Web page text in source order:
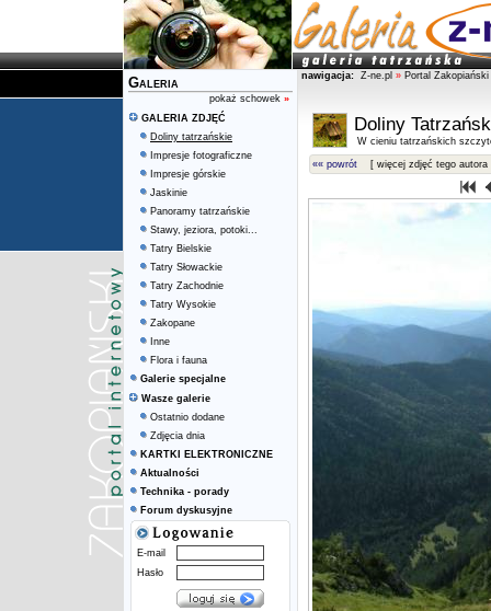
Galeria
pokaż schowek »
GALERIA ZDJĘĆ
Doliny tatrzańskie
Impresje fotograficzne
Impresje górskie
Jaskinie
Panoramy tatrzańskie
Stawy, jeziora, potoki...
Tatry Bielskie
Tatry Słowackie
Tatry Zachodnie
Tatry Wysokie
Zakopane
Inne
Flora i fauna
Galerie specjalne
Wasze galerie
Ostatnio dodane
Zdjęcia dnia
KARTKI ELEKTRONICZNE
Aktualności
Technika - porady
Forum dyskusyjne
E-mail
Hasło
nawigacja: Z-ne.pl » Portal Zakopiański
Doliny
W cieniu tatrzańskich
«« powrót [ więcej zdjęć tego autora